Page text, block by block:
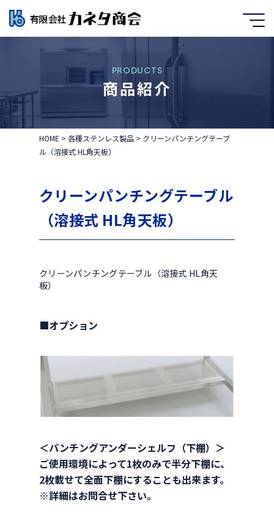
PRODUCTS
商品紹介
HOME > 各種ステンレス製品 > クリーンパンチングテーブ
ル（溶接式 HL角天板）
クリーンパンチングテーブル
（溶接式 HL角天板）
クリーンパンチングテーブル（溶接式 HL角天
板）
■オプション
＜パンチングアンダーシェルフ（下棚）＞
ご使用環境によって1枚のみで半分下棚に、
2枚載せて全面下棚にすることも出来ます。
※詳細はお問合せ下さい。